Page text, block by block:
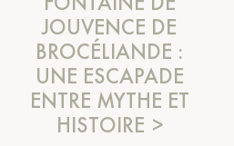
JOUVENCE DE
BROCÉLIANDE :
UNE ESCAPADE
ENTRE MYTHE ET
HISTOIRE